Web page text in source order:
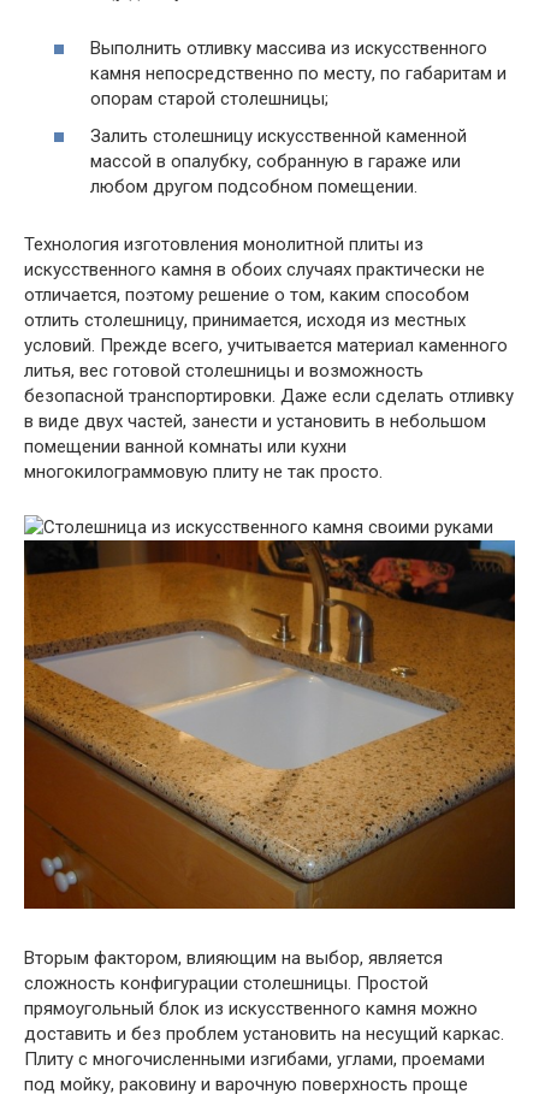
Выполнить отливку массива из искусственного
камня непосредственно по месту, по габаритам и
опорам старой столешницы;
Залить столешницу искусственной каменной
массой в опалубку, собранную в гараже или
любом другом подсобном помещении.
Технология изготовления монолитной плиты из
искусственного камня в обоих случаях практически не
отличается, поэтому решение о том, каким способом
отлить столешницу, принимается, исходя из местных
условий. Прежде всего, учитывается материал каменного
литья, вес готовой столешницы и возможность
безопасной транспортировки. Даже если сделать отливку
в виде двух частей, занести и установить в небольшом
помещении ванной комнаты или кухни
многокилограммовую плиту не так просто.
Вторым фактором, влияющим на выбор, является
сложность конфигурации столешницы. Простой
прямоугольный блок из искусственного камня можно
доставить и без проблем установить на несущий каркас.
Плиту с многочисленными изгибами, углами, проемами
под мойку, раковину и варочную поверхность проще